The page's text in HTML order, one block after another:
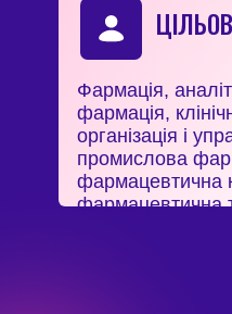
Фармація,
фармація,
організація і
промислова
фармацевтична
фармацевтична